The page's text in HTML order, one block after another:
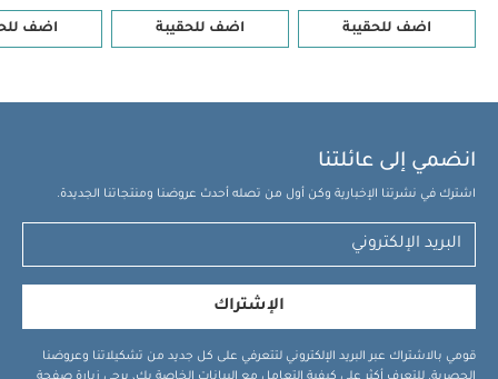
اضف للحقيبة اضف للحقيبة اضف
انضمي إلى عائلتنا
اشترك في نشرتنا الإخبارية وكن أول من تصله أحدث عروضنا ومنتجاتنا الجديدة.
الإشتراك
قومي بالاشتراك عبر البريد الإلكتروني لتتعرفي على كل جديد من تشكيلاتنا وعروضنا